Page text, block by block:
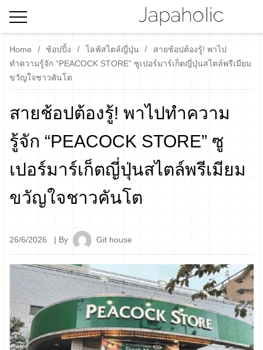
Home ช้อปปิ้ง ไลฟ์สไตล์ญี่ปุ่น
สายช้อปต้องรู้! พาไป
ทำความรู้จัก “PEACOCK STORE” ซูเปอร์มาร์เก็ตญี่ปุ่นสไตล์พรีเมียม
ขวัญใจชาวคันโต
สายช้อปต้องรู้! พาไปทำความ
รู้จัก “PEACOCK STORE” ซู
เปอร์มาร์เก็ตญี่ปุ่นสไตล์พรีเมียม
ขวัญใจชาวคันโต
26/6/2026 | By Git house